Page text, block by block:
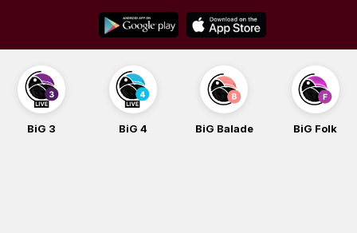
content
BiG 4 BiG Balade BiG Folk BiG iG